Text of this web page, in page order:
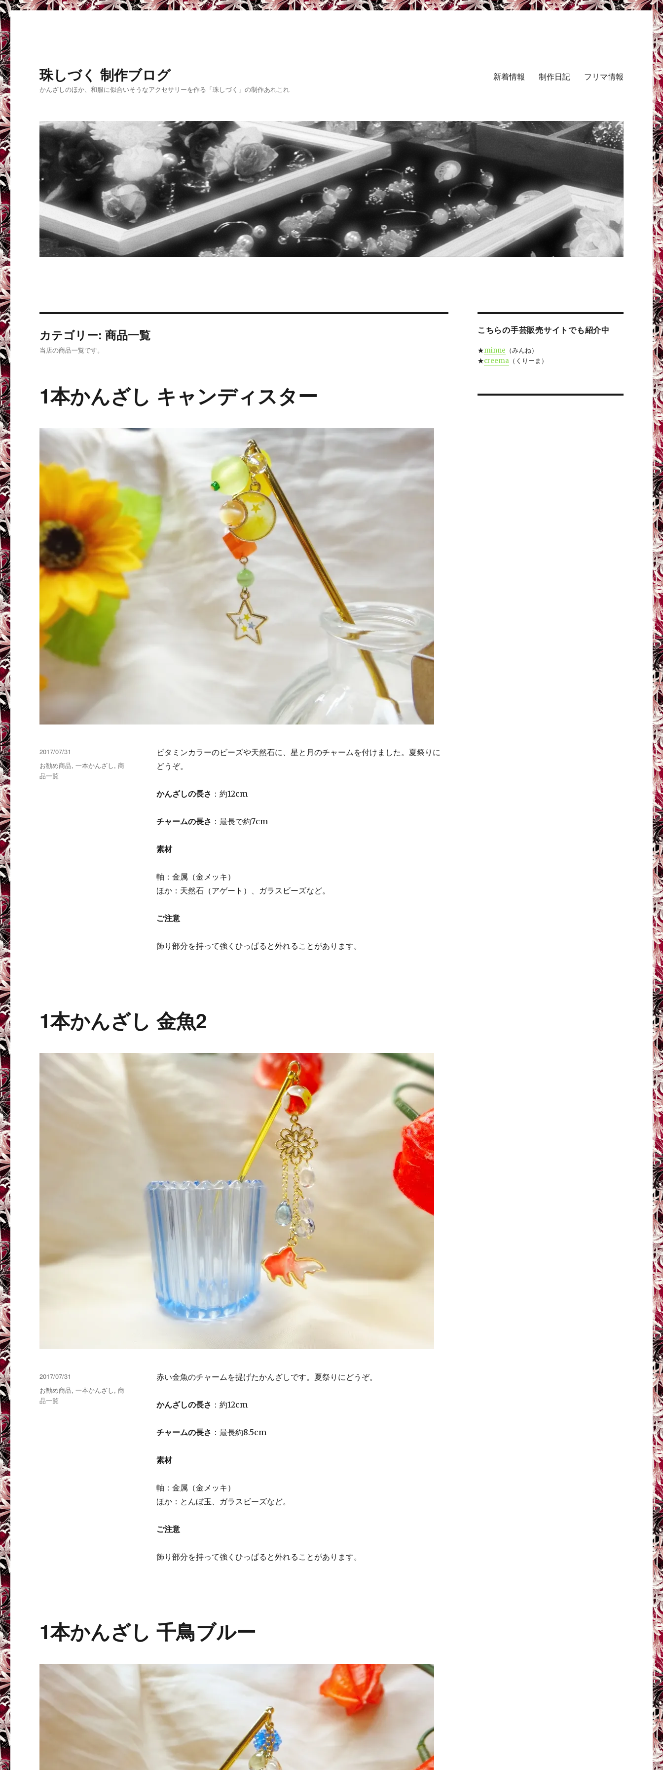
珠しづく 制作ブログ
かんざしのほか、和服に似合いそうなアクセサリーを作る「珠しづく」の制作あれこれ
新着情報 制作日記 フリマ情報
カテゴリー: 商品一覧
当店の商品一覧です。
1本かんざし キャンディスター
ビタミンカラーのビーズや天然石に、星と月のチャームを付けました。夏祭りに
どうぞ。
かんざしの長さ ：約12cm
チャームの長さ ：最長で約7cm
素材
軸：金属（金メッキ）
ほか：天然石（アゲート）、ガラスビーズなど。
ご注意
飾り部分を持って強くひっぱると外れることがあります。
投
稿
日:
2017/07/31
カ
テ
お勧め商品,一本かんざし,商
品一覧
1本かんざし 金魚2
赤い金魚のチャームを提げたかんざしです。夏祭りにどうぞ。
かんざしの長さ ：約12cm
チャームの長さ ：最長約8.5cm
素材
軸：金属（金メッキ）
ほか：とんぼ玉、ガラスビーズなど。
ご注意
飾り部分を持って強くひっぱると外れることがあります。
投
稿
日:
2017/07/31
カ
テ
お勧め商品,一本かんざし,商
品一覧
1本かんざし 千鳥ブルー
こちらの手芸販売サイトでも紹介中
★minne （みんね）
★creema（くりーま）